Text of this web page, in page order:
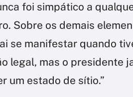
foi simpático a
Sobre os demais
se manifestar quando
legal, mas o presidente
um estado de sítio.”